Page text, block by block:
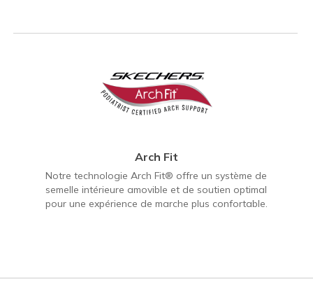
Arch Fit
Notre technologie Arch Fit® offre un système de
semelle intérieure amovible et de soutien optimal
pour une expérience de marche plus confortable.